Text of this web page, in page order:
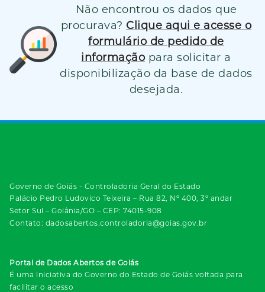
Não encontrou os dados que
procurava? Clique aqui e acesse o
formulário de pedido de
informação para solicitar a
disponibilização da base de dados
desejada.
Governo de Goiás - Controladoria Geral do Estado
Palácio Pedro Ludovico Teixeira – Rua 82, Nº 400, 3º andar
Setor Sul – Goiânia/GO – CEP: 74015-908
Contato: dadosabertos.controladoria@goias.gov.br
Portal de Dados Abertos de Goiás
É uma iniciativa do Governo do Estado de Goiás voltada para
facilitar o acesso